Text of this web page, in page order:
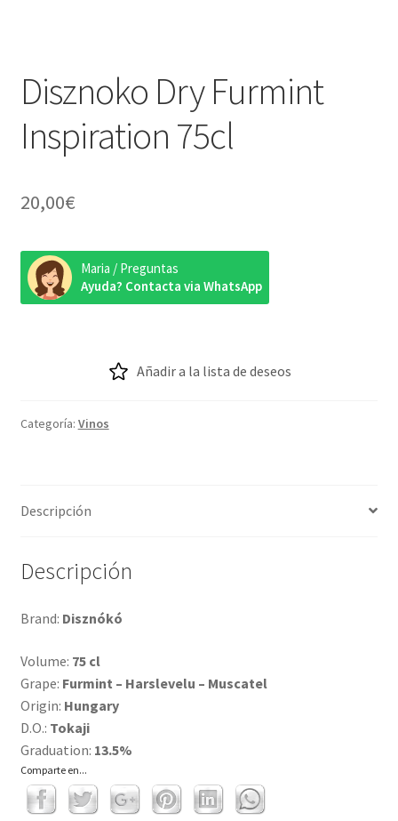
Disznoko Dry Furmint
Inspiration 75cl
20,00€
Maria / Preguntas
Ayuda? Contacta via WhatsApp
Añadir a la lista de deseos
Categoría: Vinos
Descripción
Descripción
Brand: Disznókó
Volume: 75 cl
Grape: Furmint – Harslevelu – Muscatel
Origin: Hungary
D.O.: Tokaji
Graduation: 13.5%
Comparte en...